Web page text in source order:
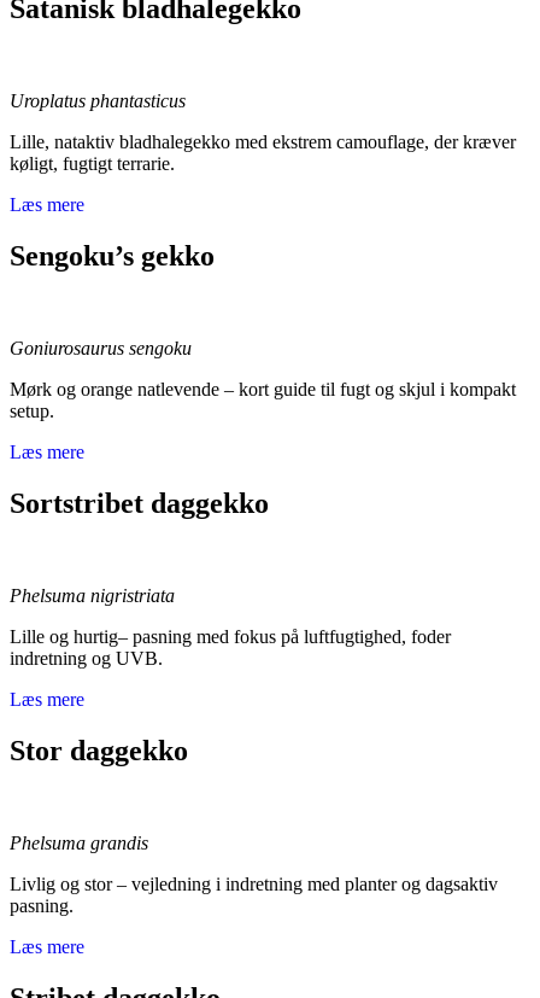
Satanisk bladhalegekko
Uroplatus phantasticus
Lille, nataktiv bladhalegekko med ekstrem camouflage, der kræver
køligt, fugtigt terrarie.
Læs mere
Sengoku’s gekko
Goniurosaurus sengoku
Mørk og orange natlevende – kort guide til fugt og skjul i kompakt
setup.
Læs mere
Sortstribet daggekko
Phelsuma nigristriata
Lille og hurtig– pasning med fokus på luftfugtighed, foder
indretning og UVB.
Læs mere
Stor daggekko
Phelsuma grandis
Livlig og stor – vejledning i indretning med planter og dagsaktiv
pasning.
Læs mere